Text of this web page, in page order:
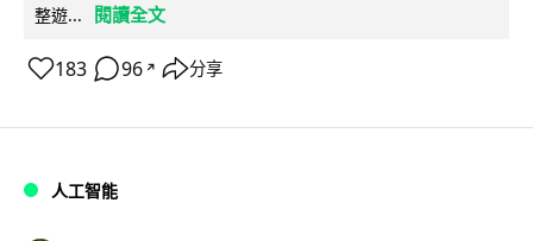
整遊...
閱讀全文
183 96 ↗ 分享
人工智能